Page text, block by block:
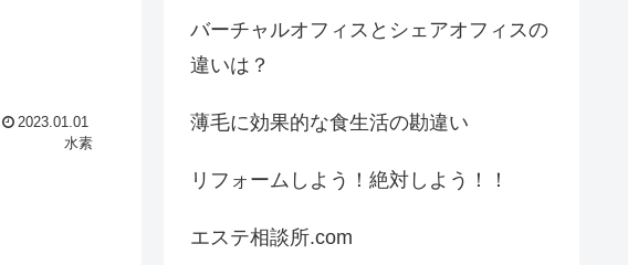
2023.01.01
水素
バーチャルオフィスとシェアオフィスの
違いは？
薄毛に効果的な食生活の勘違い
リフォームしよう！絶対しよう！！
エステ相談所.com